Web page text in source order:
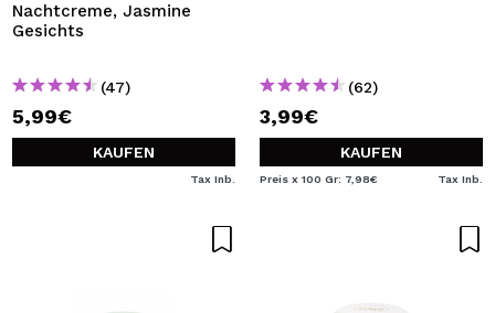
Nachtcreme, Jasmine
Gesichts
(47)
5,99€
KAUFEN
Tax Inb.
(62)
3,99€
KAUFEN
Preis x 100 Gr: 7,98€ Tax Inb.